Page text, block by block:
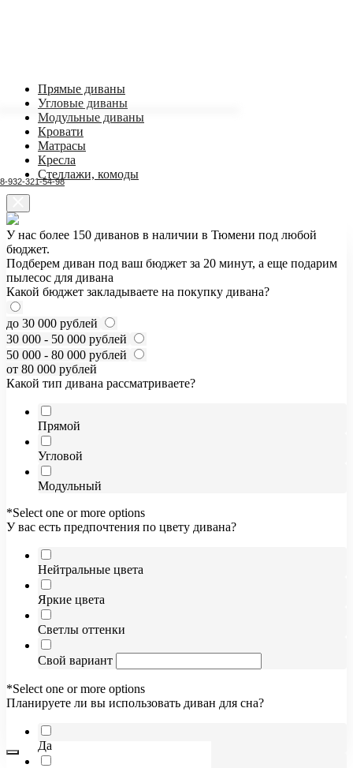
8-932-321-54-98
Прямые диваны
Угловые диваны
Модульные диваны
Кровати
Матрасы
Кресла
Стеллажи, комоды
У нас более 150 диванов в наличии в Тюмени под любой
бюджет.
Подберем диван под ваш бюджет за 20 минут, а еще подарим
пылесос для дивана
Какой бюджет закладываете на покупку дивана?
до 30 000 рублей
30 000 - 50 000 рублей
50 000 - 80 000 рублей
от 80 000 рублей
Какой тип дивана рассматриваете?
Прямой
Угловой
Модульный
*Select one or more options
У вас есть предпочтения по цвету дивана?
Нейтральные цвета
Яркие цвета
Светлы оттенки
Свой вариант
*Select one or more options
Планируете ли вы использовать диван для сна?
Да